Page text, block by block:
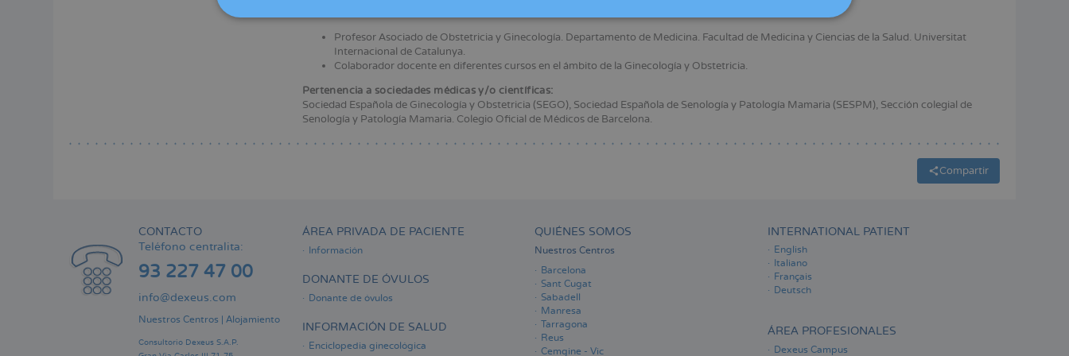
Profesor Asociado de Obstetricia y Ginecología. Departamento de Medicina. Facultad de Medicina y Ciencias de la Salud. Universitat
Internacional de Catalunya.
Colaborador docente en diferentes cursos en el ámbito de la Ginecología y Obstetricia.
Pertenencia a sociedades médicas y/o científicas:
Sociedad Española de Ginecología y Obstetricia (SEGO), Sociedad Española de Senología y Patología Mamaria (SESPM), Sección colegial de
Senología y Patología Mamaria. Colegio Oficial de Médicos de Barcelona.
Compartir
CONTACTO
Teléfono centralita:
93 227 47 00
info@dexeus.com
Nuestros Centros | Alojamiento
Consultorio Dexeus S.A.P.
ÁREA PRIVADA DE PACIENTE
Información
DONANTE DE ÓVULOS
Donante de óvulos
INFORMACIÓN DE SALUD
Enciclopedia ginecológica
QUIÉNES SOMOS
Nuestros Centros
Barcelona
Sant Cugat
Sabadell
Manresa
Tarragona
Reus
Cemgine - Vic
INTERNATIONAL PATIENT
English
Italiano
Français
Deutsch
ÁREA PROFESIONALES
Dexeus Campus